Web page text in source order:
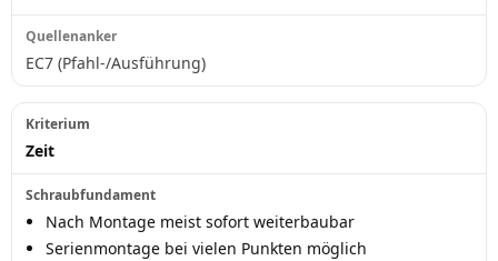
EC7 (Pfahl-/Ausführung)
Zeit
Nach Montage meist sofort weiterbaubar
Serienmontage bei vielen Punkten möglich